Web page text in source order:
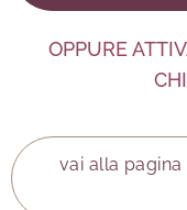
OPPURE
vai alla